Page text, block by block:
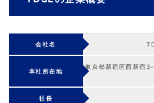
会社名
本社所在地
東京都新宿区西新宿
社長